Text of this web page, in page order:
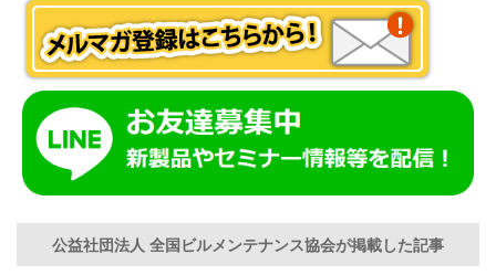
公益社団法人 全国ビルメンテナンス協会が掲載した記事